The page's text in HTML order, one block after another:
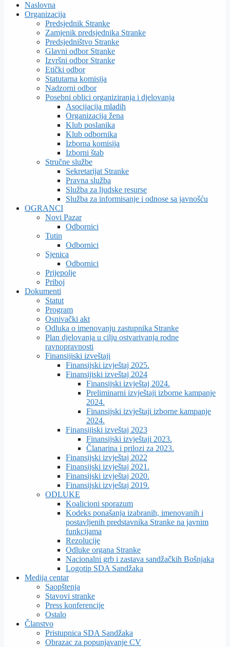
Naslovna
Organizacija
Predsjednik Stranke
Zamjenik predsjednika Stranke
Predsjedništvo Stranke
Glavni odbor Stranke
Izvršni odbor Stranke
Etički odbor
Statutarna komisija
Nadzorni odbor
Posebni oblici organiziranja i djelovanja
Asocijacija mladih
Organizacija žena
Klub poslanika
Klub odbornika
Izborna komisija
Izborni štab
Stručne službe
Sekretarijat Stranke
Pravna služba
Služba za ljudske resurse
Služba za informisanje i odnose sa javnošću
OGRANCI
Novi Pazar
Odbornici
Tutin
Odbornici
Sjenica
Odbornici
Prijepolje
Priboj
Dokumenti
Statut
Program
Osnivački akt
Odluka o imenovanju zastupnika Stranke
Plan djelovanja u cilju ostvarivanja rodne
ravnopravnosti
Finansijiski izveštaji
Finansijski izvještaj 2025.
Finansijiski izveštaj 2024
Finansijski izvještaj 2024.
Preliminarni izvještaji izborne kampanje
2024.
Finansijski izvještaji izborne kampanje
2024.
Finansijiski izveštaj 2023
Finansijski izvještaji 2023.
Članarina i prilozi za 2023.
Finansijski izvještaj 2022
Finansijski izvještaj 2021.
Finansijski izvještaj 2020.
Finansijski izvještaj 2019.
ODLUKE
Koalicioni sporazum
Kodeks ponašanja izabranih, imenovanih i
postavljenih predstavnika Stranke na javnim
funkcijama
Rezolucije
Odluke organa Stranke
Nacionalni grb i zastava sandžačkih Bošnjaka
Logotip SDA Sandžaka
Medija centar
Saopštenja
Stavovi stranke
Press konferencije
Ostalo
Članstvo
Pristupnica SDA Sandžaka
Obrazac za popunjavanje CV